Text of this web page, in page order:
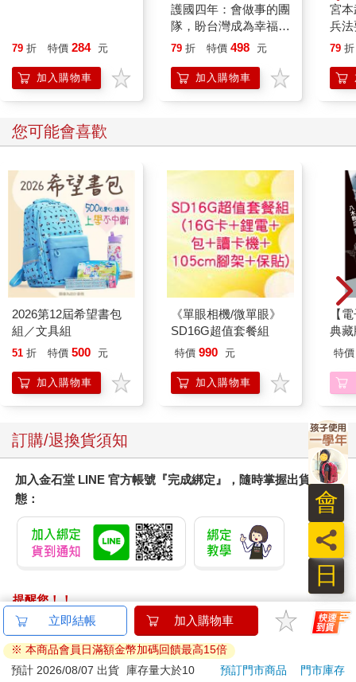
暢銷20週年．典藏紀
79 折 特價 284 元
加入購物車
護國四年：會做事的團
隊，盼台灣成為幸福之
地【婚姻平權七週年彩
79 折 特價 498 元
加入購物車
宮
兵法
本
79 折
您可能會喜歡
2026第12屆希望書包
組／文具組
51 折 特價 500 元
加入購物車
《單眼相機/微單眼》
SD16G超值套餐組
特價 990 元
加入購物車
【
典藏
特價
訂購/退換貨須知
加入金石堂 LINE 官方帳號『完成綁定』，隨時掌握出貨動
態：
提醒您！！
金石堂及銀行均不會請您操作ATM! 如接獲電話要求您前往
ATM提款機，請不要聽從指示，以免受騙上當！
退換貨須知：
日
員
會